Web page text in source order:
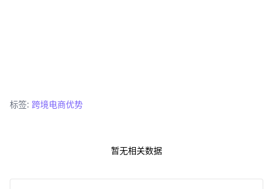
标签: 跨境电商优势
暂无相关数据